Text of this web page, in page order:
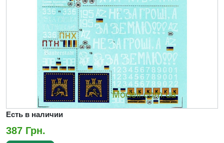
Есть в наличии
387 Грн.